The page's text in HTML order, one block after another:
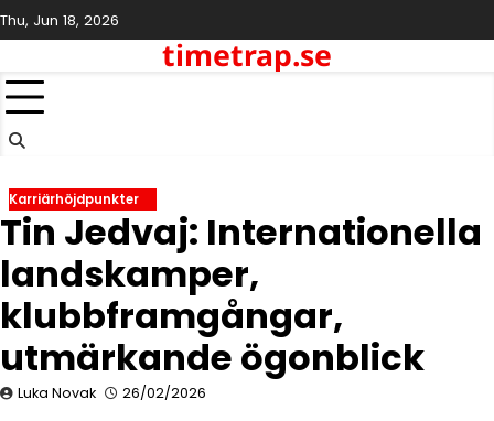
Skip
to
Thu, Jun 18, 2026
timetrap.se
Karriärhöjdpunkter
Tin Jedvaj: Internationella
landskamper,
klubbframgångar,
utmärkande ögonblick
Luka Novak 26/02/2026